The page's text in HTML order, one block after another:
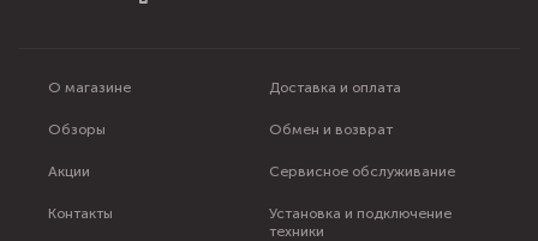
О магазине Доставка и оплата
Обзоры Обмен и возврат
Акции Сервисное обслуживание
Контакты
Установка и подключение
техники